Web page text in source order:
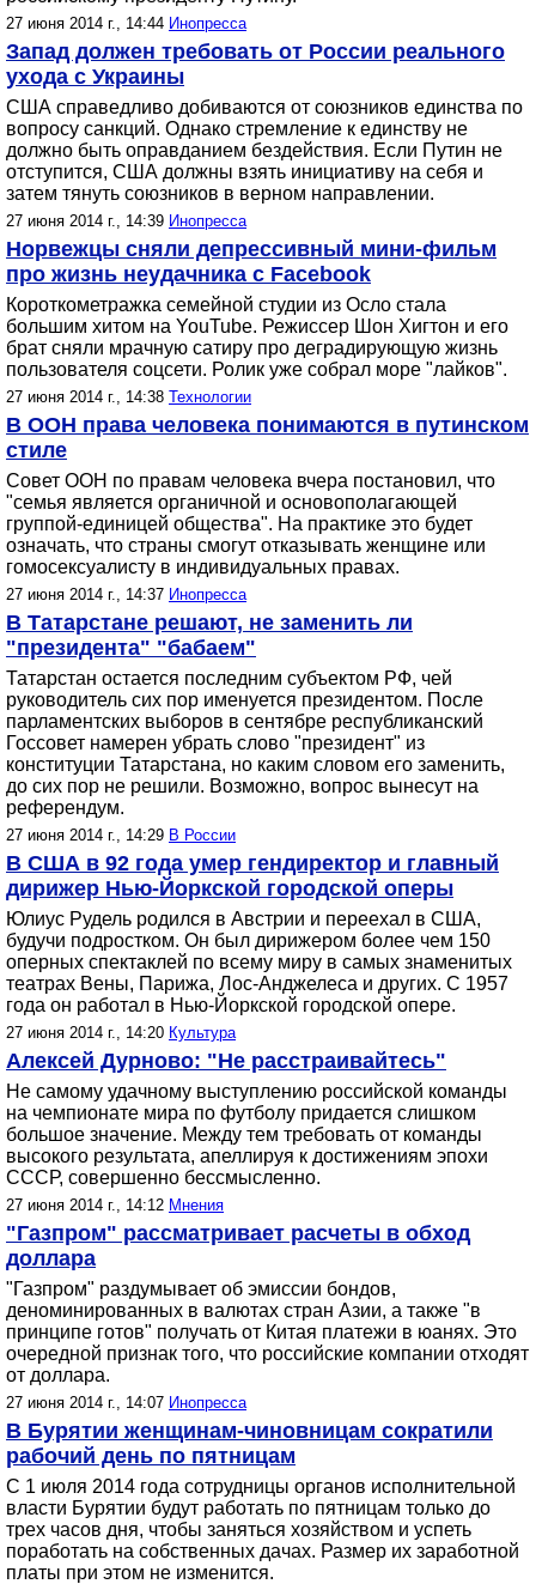
27 июня 2014 г., 14:44 Инопресса
Запад должен требовать от России реального
ухода с Украины
США справедливо добиваются от союзников единства по
вопросу санкций. Однако стремление к единству не
должно быть оправданием бездействия. Если Путин не
отступится, США должны взять инициативу на себя и
затем тянуть союзников в верном направлении.
27 июня 2014 г., 14:39 Инопресса
Норвежцы сняли депрессивный мини-фильм
про жизнь неудачника с Facebook
Короткометражка семейной студии из Осло стала
большим хитом на YouTube. Режиссер Шон Хигтон и его
брат сняли мрачную сатиру про деградирующую жизнь
пользователя соцсети. Ролик уже собрал море "лайков".
27 июня 2014 г., 14:38 Технологии
В ООН права человека понимаются в путинском
стиле
Совет ООН по правам человека вчера постановил, что
"семья является органичной и основополагающей
группой-единицей общества". На практике это будет
означать, что страны смогут отказывать женщине или
гомосексуалисту в индивидуальных правах.
27 июня 2014 г., 14:37 Инопресса
В Татарстане решают, не заменить ли
"президента" "бабаем"
Татарстан остается последним субъектом РФ, чей
руководитель сих пор именуется президентом. После
парламентских выборов в сентябре республиканский
Госсовет намерен убрать слово "президент" из
конституции Татарстана, но каким словом его заменить,
до сих пор не решили. Возможно, вопрос вынесут на
референдум.
27 июня 2014 г., 14:29 В России
В США в 92 года умер гендиректор и главный
дирижер Нью-Йоркской городской оперы
Юлиус Рудель родился в Австрии и переехал в США,
будучи подростком. Он был дирижером более чем 150
оперных спектаклей по всему миру в самых знаменитых
театрах Вены, Парижа, Лос-Анджелеса и других. С 1957
года он работал в Нью-Йоркской городской опере.
27 июня 2014 г., 14:20 Культура
Алексей Дурново: "Не расстраивайтесь"
Не самому удачному выступлению российской команды
на чемпионате мира по футболу придается слишком
большое значение. Между тем требовать от команды
высокого результата, апеллируя к достижениям эпохи
СССР, совершенно бессмысленно.
27 июня 2014 г., 14:12 Мнения
"Газпром" рассматривает расчеты в обход
доллара
"Газпром" раздумывает об эмиссии бондов,
деноминированных в валютах стран Азии, а также "в
принципе готов" получать от Китая платежи в юанях. Это
очередной признак того, что российские компании отходят
от доллара.
27 июня 2014 г., 14:07 Инопресса
В Бурятии женщинам-чиновницам сократили
рабочий день по пятницам
С 1 июля 2014 года сотрудницы органов исполнительной
власти Бурятии будут работать по пятницам только до
трех часов дня, чтобы заняться хозяйством и успеть
поработать на собственных дачах. Размер их заработной
платы при этом не изменится.